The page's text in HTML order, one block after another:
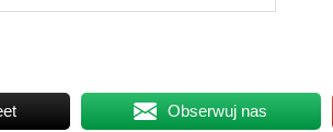
Obserwuj nas